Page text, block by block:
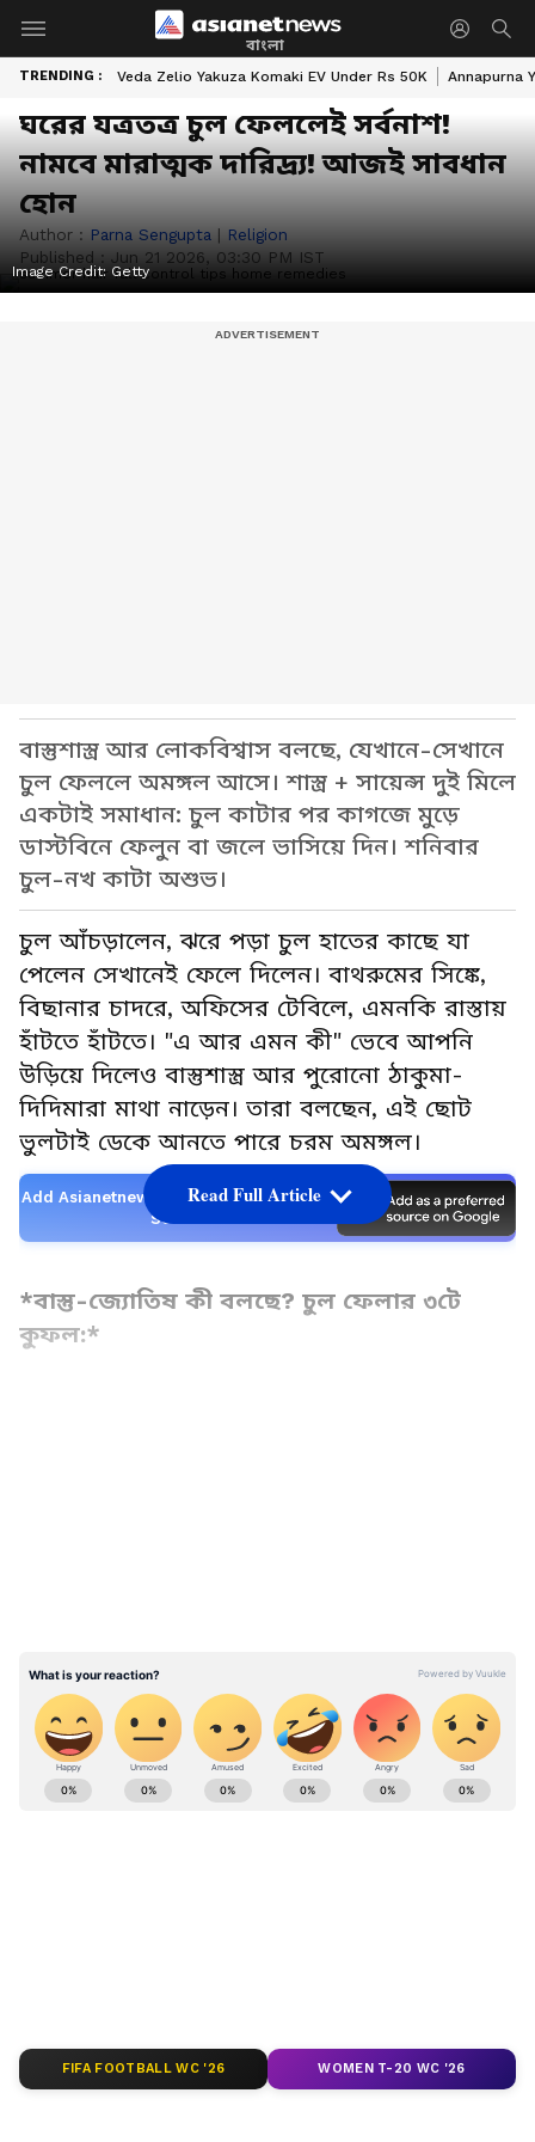
বাংলা
TRENDING : Veda Zelio Yakuza Komaki EV Under Rs 50K Annapurna
ঘরের যত্রতত্র চুল ফেললেই সর্বনাশ!
নামবে মারাত্মক দারিদ্র্য! আজই সাবধান
হোন
Author : Parna Sengupta | Religion
Published : Jun 21 2026, 03:30 PM IST
Image Credit: Getty
বাস্তুশাস্ত্র আর লোকবিশ্বাস বলছে, যেখানে-সেখানে
চুল ফেললে অমঙ্গল আসে। শাস্ত্র + সায়েন্স দুই মিলে
একটাই সমাধান: চুল কাটার পর কাগজে মুড়ে
ডাস্টবিনে ফেলুন বা জলে ভাসিয়ে দিন। শনিবার
চুল-নখ কাটা অশুভ।
চুল আঁচড়ালেন, ঝরে পড়া চুল হাতের কাছে যা
পেলেন সেখানেই ফেলে দিলেন। বাথরুমের সিঙ্কে,
বিছানার চাদরে, অফিসের টেবিলে, এমনকি রাস্তায়
হাঁটতে হাঁটতে। "এ আর এমন কী" ভেবে আপনি
উড়িয়ে দিলেও বাস্তুশাস্ত্র আর পুরোনো ঠাকুমা-
দিদিমারা মাথা নাড়েন। তারা বলছেন, এই ছোট
ভুলটাই ডেকে আনতে পারে চরম অমঙ্গল।
Add Asianetnews Bangla as a Preferred
Source
*বাস্তু-জ্যোতিষ কী বলছে? চুল ফেলার ৩টে
কুফল:*
Read Full Article
Religion News (ধর্মের খবর): Read latest news
কেরিয়ার শুরু ২০০৬ সালে। একাধিক সংবাদ মাধ্যমে কাজ করার
অভিজ্ঞতা। কেরিয়ার শুরু হয়েছিল সংবাদ পাঠিকা হিসেবে।
FIFA FOOTBALL WC '26 WOMEN T-20 WC '26